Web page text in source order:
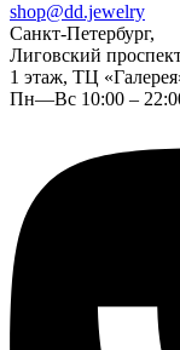
shop@dd.jewelry
Санкт-Петербург,
Лиговский
1 этаж, ТЦ
Пн—Вс 10:00 –